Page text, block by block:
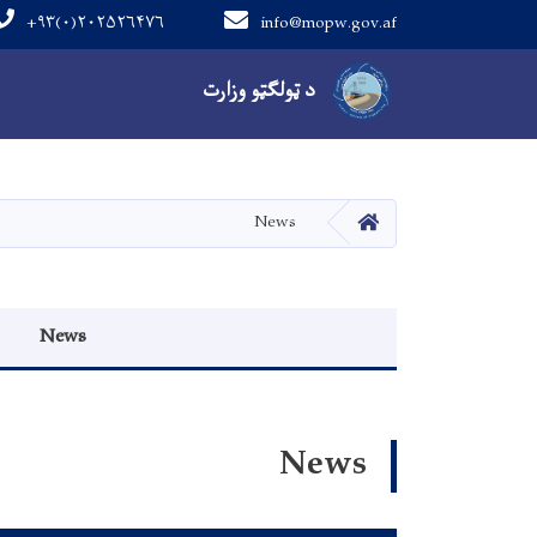
د ټولګټو وزارت
info@mopw.gov.af +۹۳(۰)۲۰۲۵۲۶۴۷۶
Main navigation
کور News
News
News